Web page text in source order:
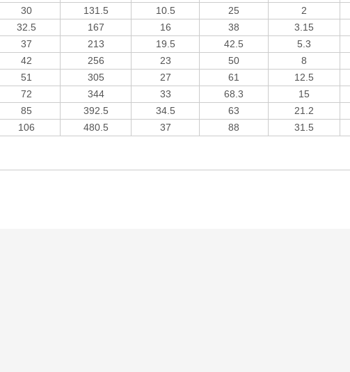
30 131.5 10.5 25 2
32.5 167 16 38 3.15
37 213 19.5 42.5 5.3
42 256 23 50 8
51 305 27 61 12.5
72 344 33 68.3 15
85 392.5 34.5 63 21.2
106 480.5 37 88 31.5